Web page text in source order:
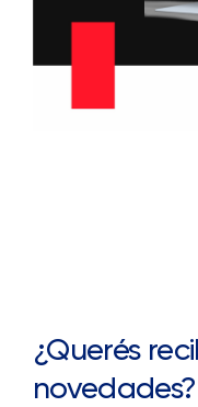
¿Querés
novedades?